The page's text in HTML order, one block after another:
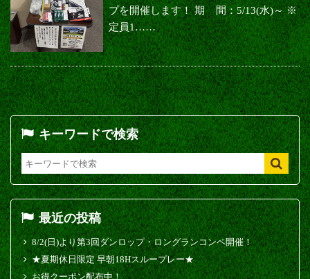
プを開催します！ 期 間：5/13(水)～ ※
定員1……
キーワードで検索
最近の投稿
8/2(日)より第3回ダンロップ・ロングランコンペ開催！
★夏期休日限定 早朝18Hスループレー★
お得クーポン配布中！